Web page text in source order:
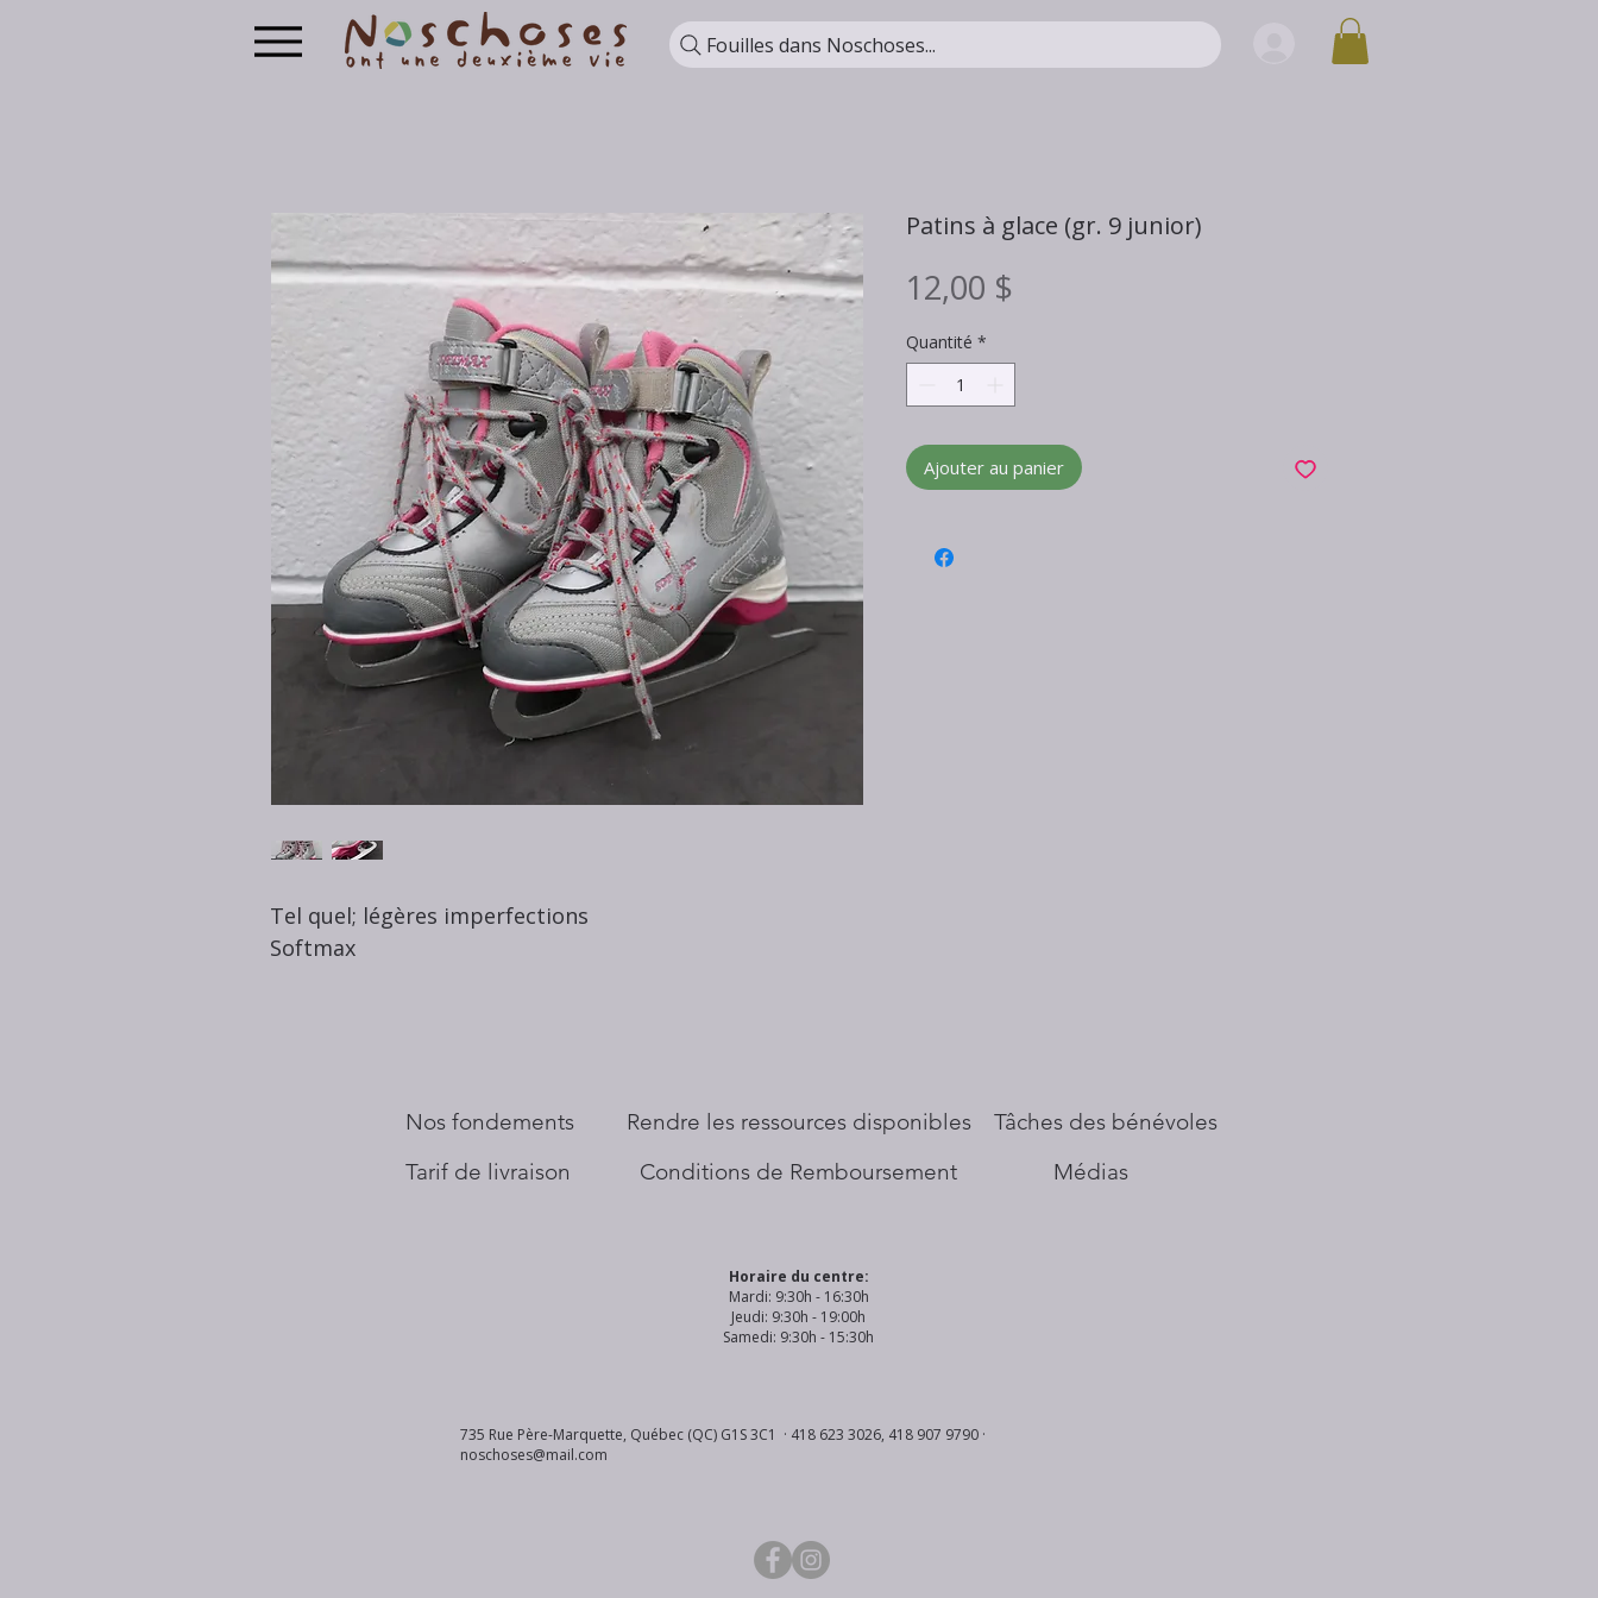
Fouilles dans Noschoses...
Tel quel; légères imperfections
Softmax
Patins à glace (gr. 9 junior)
12,00 $
Quantité *
Ajouter au panier
Nos fondements
Tarif de livraison
​Rendre les ressources disponibles
Conditions de Remboursement
Tâches des bénévoles
Médias
Horaire du centre:
Mardi: 9:30h - 16:30h
Jeudi: 9:30h - 19:00h
Samedi: 9:30h - 15:30h
735 Rue Père-Marquette, Québec (QC) G1S 3C1 · 418 623 3026, 418 907 9790 ·
noschoses@mail.com